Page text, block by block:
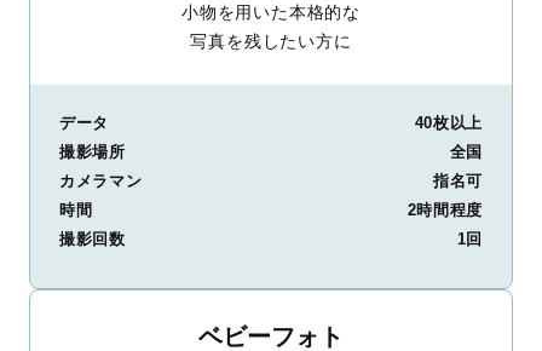
小物を用いた本格的な
写真を残したい方に
データ
40枚以上
撮影場所
全国
カメラマン
指名可
時間
2時間程度
撮影回数
1回
ベビーフォト